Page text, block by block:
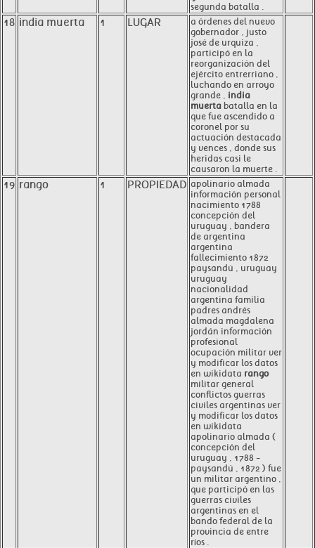
segunda batalla .
18 india muerta 1 LUGAR
a órdenes del nuevo
gobernador , justo
josé de urquiza ,
participó en la
reorganización del
ejército entrerriano ,
luchando en arroyo
grande , india
muerta batalla en la
que fue ascendido a
coronel por su
actuación destacada
y vences , donde sus
heridas casi le
causaron la muerte .
19 rango 1 PROPIEDAD apolinario almada
información personal
nacimiento 1788
concepción del
uruguay , bandera
de argentina
argentina
fallecimiento 1872
paysandú , uruguay
uruguay
nacionalidad
argentina familia
padres andrés
almada magdalena
jordán información
profesional
ocupación militar ver
y modificar los datos
en wikidata rango
militar general
conflictos guerras
civiles argentinas ver
y modificar los datos
en wikidata
apolinario almada (
concepción del
uruguay , 1788 -
paysandú , 1872 ) fue
un militar argentino ,
que participó en las
guerras civiles
argentinas en el
bando federal de la
provincia de entre
ríos .